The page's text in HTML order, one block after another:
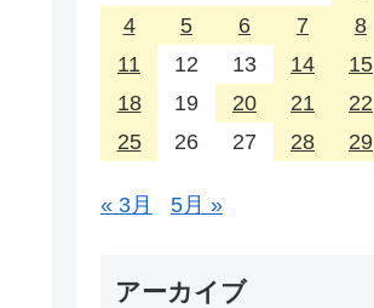
4
5 6 7 8
11
12 13 14 15
18
19 20 21 22
25
26 27 28 29
« 3月 5月 »
アーカイブ